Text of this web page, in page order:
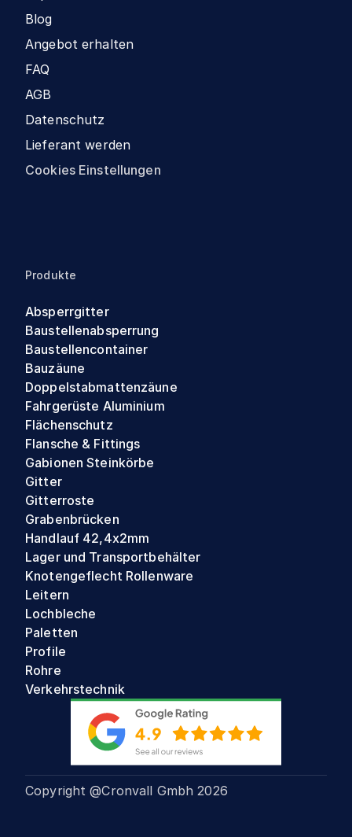
Blog
Angebot erhalten
FAQ
AGB
Datenschutz
Lieferant werden
Cookies Einstellungen
Produkte
Absperrgitter
Baustellenabsperrung
Baustellencontainer
Bauzäune
Doppelstabmattenzäune
Fahrgerüste Aluminium
Flächenschutz
Flansche & Fittings
Gabionen Steinkörbe
Gitter
Gitterroste
Grabenbrücken
Handlauf 42,4x2mm
Lager und Transportbehälter
Knotengeflecht Rollenware
Leitern
Lochbleche
Paletten
Profile
Rohre
Verkehrstechnik
Copyright @Cronvall Gmbh 2026